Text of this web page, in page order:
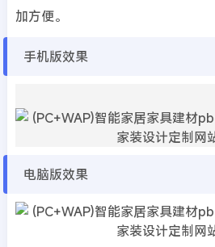
加方便。
手机版效果
电脑版效果